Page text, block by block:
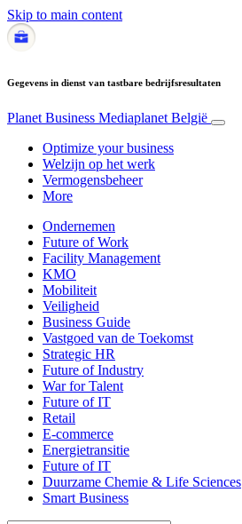
Skip to main content
Gegevens in dienst van tastbare bedrijfsresultaten
Planet Business Mediaplanet België
Optimize your business
Welzijn op het werk
Vermogensbeheer
More
Ondernemen
Future of Work
Facility Management
KMO
Mobiliteit
Veiligheid
Business Guide
Vastgoed van de Toekomst
Strategic HR
Future of Industry
War for Talent
Future of IT
Retail
E-commerce
Energietransitie
Future of IT
Duurzame Chemie & Life Sciences
Smart Business